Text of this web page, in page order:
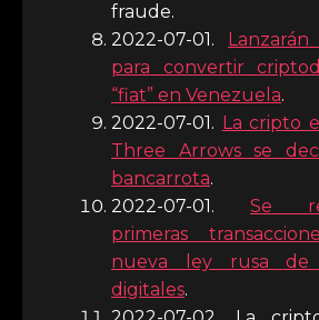
fraude.
2022-07-01. Lanzarán
para convertir
“fiat” en Venezuela.
2022-07-01. La cripto
Three Arrows se
bancarrota.
2022-07-01. Se
primeras
nueva ley rusa de
digitales.